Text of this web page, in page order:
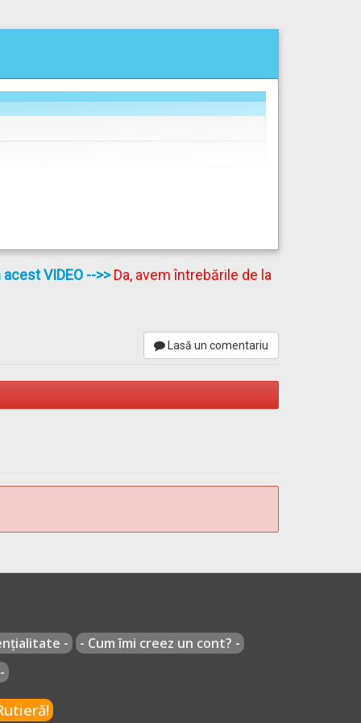
VIDEO -->>Da, avem întrebările de la
Lasă un comentariu
-
- Cum îmi creez un cont? -